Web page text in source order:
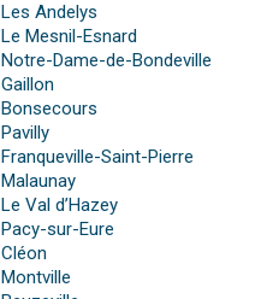
Les Andelys
Le Mesnil-Esnard
Notre-Dame-de-Bondeville
Gaillon
Bonsecours
Pavilly
Franqueville-Saint-Pierre
Malaunay
Le Val d’Hazey
Pacy-sur-Eure
Cléon
Montville